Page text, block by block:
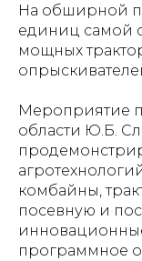
На обширной
единиц самой
мощных
Мероприятие
области Ю.Б.
комбайны,
посевную и
программное